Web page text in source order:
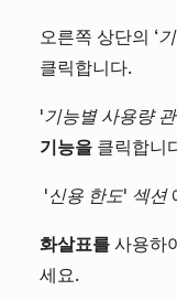
오른쪽 상단의 ‘
클릭합니다.
'기능별 사용량
기능을 클릭합니
'신용 한도' 섹션
화살표를 사용하
세요.